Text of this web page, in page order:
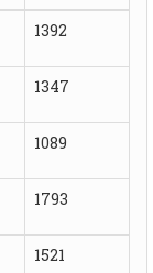
1392
1347
1089
1793
1521